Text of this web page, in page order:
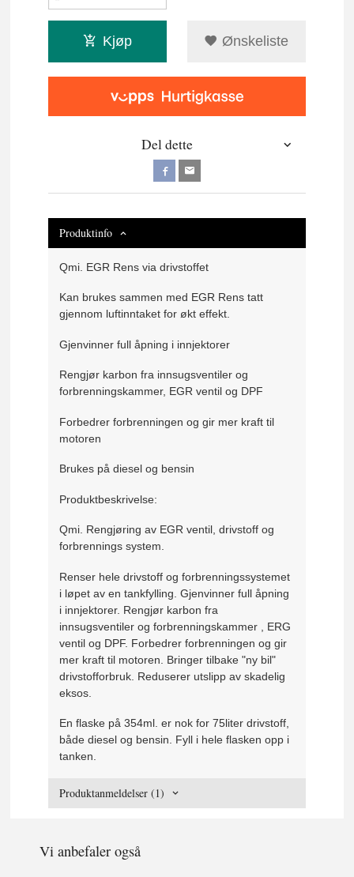
Kjøp Ønskeliste
Del dette
Produktinfo
Qmi. EGR Rens via drivstoffet
Kan brukes sammen med EGR Rens tatt
gjennom luftinntaket for økt effekt.
Gjenvinner full åpning i innjektorer
Rengjør karbon fra innsugsventiler og
forbrenningskammer, EGR ventil og DPF
Forbedrer forbrenningen og gir mer kraft til
motoren
Brukes på diesel og bensin
Produktbeskrivelse:
Qmi. Rengjøring av EGR ventil, drivstoff og
forbrennings system.
Renser hele drivstoff og forbrenningssystemet
i løpet av en tankfylling. Gjenvinner full åpning
i innjektorer. Rengjør karbon fra
innsugsventiler og forbrenningskammer , ERG
ventil og DPF. Forbedrer forbrenningen og gir
mer kraft til motoren. Bringer tilbake "ny bil"
drivstofforbruk. Reduserer utslipp av skadelig
eksos.
En flaske på 354ml. er nok for 75liter drivstoff,
både diesel og bensin. Fyll i hele flasken opp i
tanken.
Produktanmeldelser (1)
Vi anbefaler også